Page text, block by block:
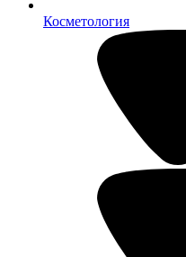
Косметология